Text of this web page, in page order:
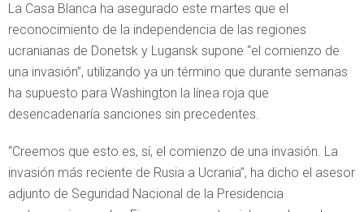
La Casa Blanca ha asegurado este martes que el
reconocimiento de la independencia de las regiones
ucranianas de Donetsk y Lugansk supone “el comienzo de
una invasión”, utilizando ya un término que durante semanas
ha supuesto para Washington la línea roja que
desencadenaría sanciones sin precedentes.
“Creemos que esto es, sí, el comienzo de una invasión. La
invasión más reciente de Rusia a Ucrania”, ha dicho el asesor
adjunto de Seguridad Nacional de la Presidencia